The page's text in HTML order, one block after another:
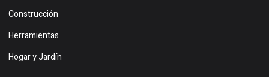
Construcción
Herramientas
Hogar y Jardín